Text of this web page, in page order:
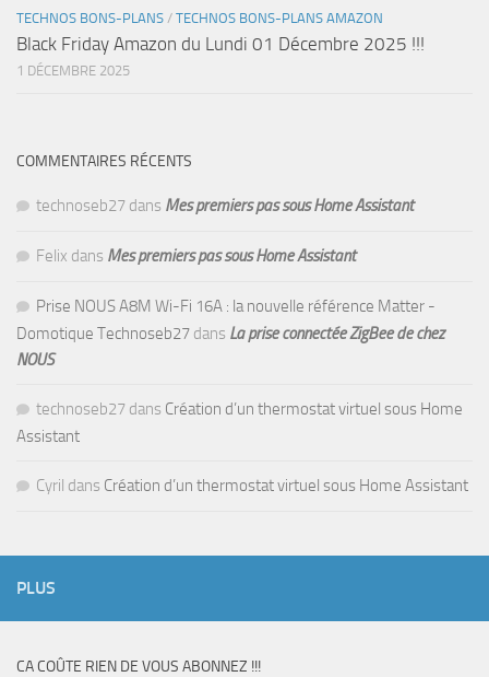
TECHNOS BONS-PLANS / TECHNOS BONS-PLANS AMAZON
Black Friday Amazon du Lundi 01 Décembre 2025 !!!
1 DÉCEMBRE 2025
COMMENTAIRES RÉCENTS
technoseb27 dans Mes premiers pas sous Home Assistant
Felix dans Mes premiers pas sous Home Assistant
Prise NOUS A8M Wi-Fi 16A : la nouvelle référence Matter -
Domotique Technoseb27 dans La prise connectée ZigBee de chez
NOUS
technoseb27 dans Création d’un thermostat virtuel sous Home
Assistant
Cyril dans Création d’un thermostat virtuel sous Home Assistant
PLUS
CA COÛTE RIEN DE VOUS ABONNEZ !!!